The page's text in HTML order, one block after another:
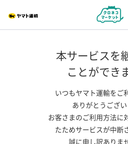
本サービスを
ことができ
いつもヤマト運輸をご
ありがとうござい
お客さまのご利用方法に
たためサービスが中断
誠に申し訳ありま